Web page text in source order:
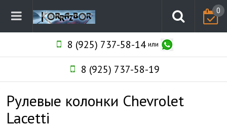
0
8 (925) 737-58-14или
8 (925) 737-58-19
Рулевые колонки Chevrolet
Lacetti